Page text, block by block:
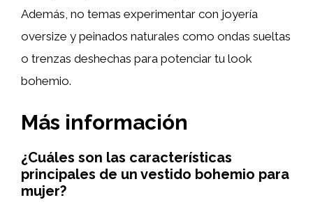
Además, no temas experimentar con joyería
oversize y peinados naturales como ondas sueltas
o trenzas deshechas para potenciar tu look
bohemio.
Más información
¿Cuáles son las características
principales de un vestido bohemio para
mujer?